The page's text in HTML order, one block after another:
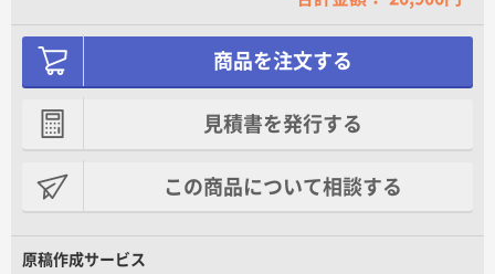
商品を注文する
見積書を発行する
この商品について相談する
原稿作成サービス